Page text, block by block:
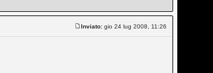
Inviato: gio 24 lug 2008, 11:26